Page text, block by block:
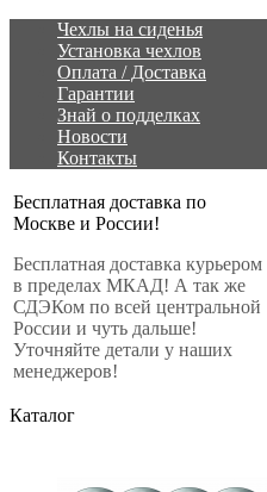
Чехлы на сиденья
Установка чехлов
Оплата / Доставка
Гарантии
Знай о подделках
Новости
Контакты
Бесплатная доставка по
Москве и России!
Бесплатная доставка курьером
в пределах МКАД! А так же
СДЭКом по всей центральной
России и чуть дальше!
Уточняйте детали у наших
менеджеров!
Каталог